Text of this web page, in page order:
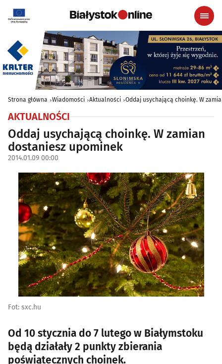
Strona główna Wiadomości Aktualności Oddaj usychającą choinkę. W
AKTUALNOŚCI
Oddaj usychającą choinkę. W zamian
dostaniesz upominek
2014.01.09 00:00
Fot: sxc.hu
Od 10 stycznia do 7 lutego w Białymstoku
będą działały 2 punkty zbierania
poświątecznych choinek.